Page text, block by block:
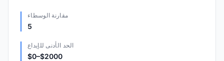
مقارنة الوسطاء
5
الحد الأدنى للإيداع
$0–$2000